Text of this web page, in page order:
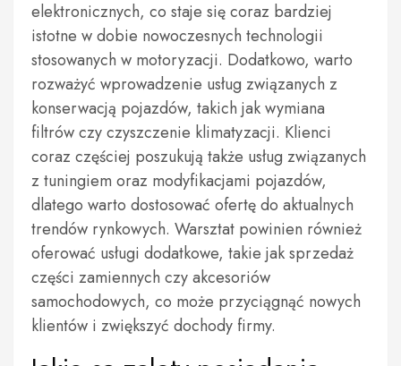
elektronicznych, co staje się coraz bardziej
istotne w dobie nowoczesnych technologii
stosowanych w motoryzacji. Dodatkowo, warto
rozważyć wprowadzenie usług związanych z
konserwacją pojazdów, takich jak wymiana
filtrów czy czyszczenie klimatyzacji. Klienci
coraz częściej poszukują także usług związanych
z tuningiem oraz modyfikacjami pojazdów,
dlatego warto dostosować ofertę do aktualnych
trendów rynkowych. Warsztat powinien również
oferować usługi dodatkowe, takie jak sprzedaż
części zamiennych czy akcesoriów
samochodowych, co może przyciągnąć nowych
klientów i zwiększyć dochody firmy.